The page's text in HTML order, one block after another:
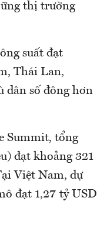
thị trường
suất đạt
Thái Lan,
dân số đông hơn
Summit, tổng
đạt khoảng 321
Việt Nam, dự
đạt 1,27 tỷ USD